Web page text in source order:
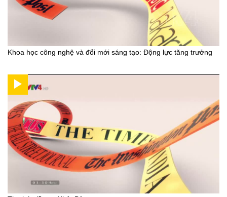
Khoa học công nghệ và đổi mới sáng tạo: Động lực tăng trưởng